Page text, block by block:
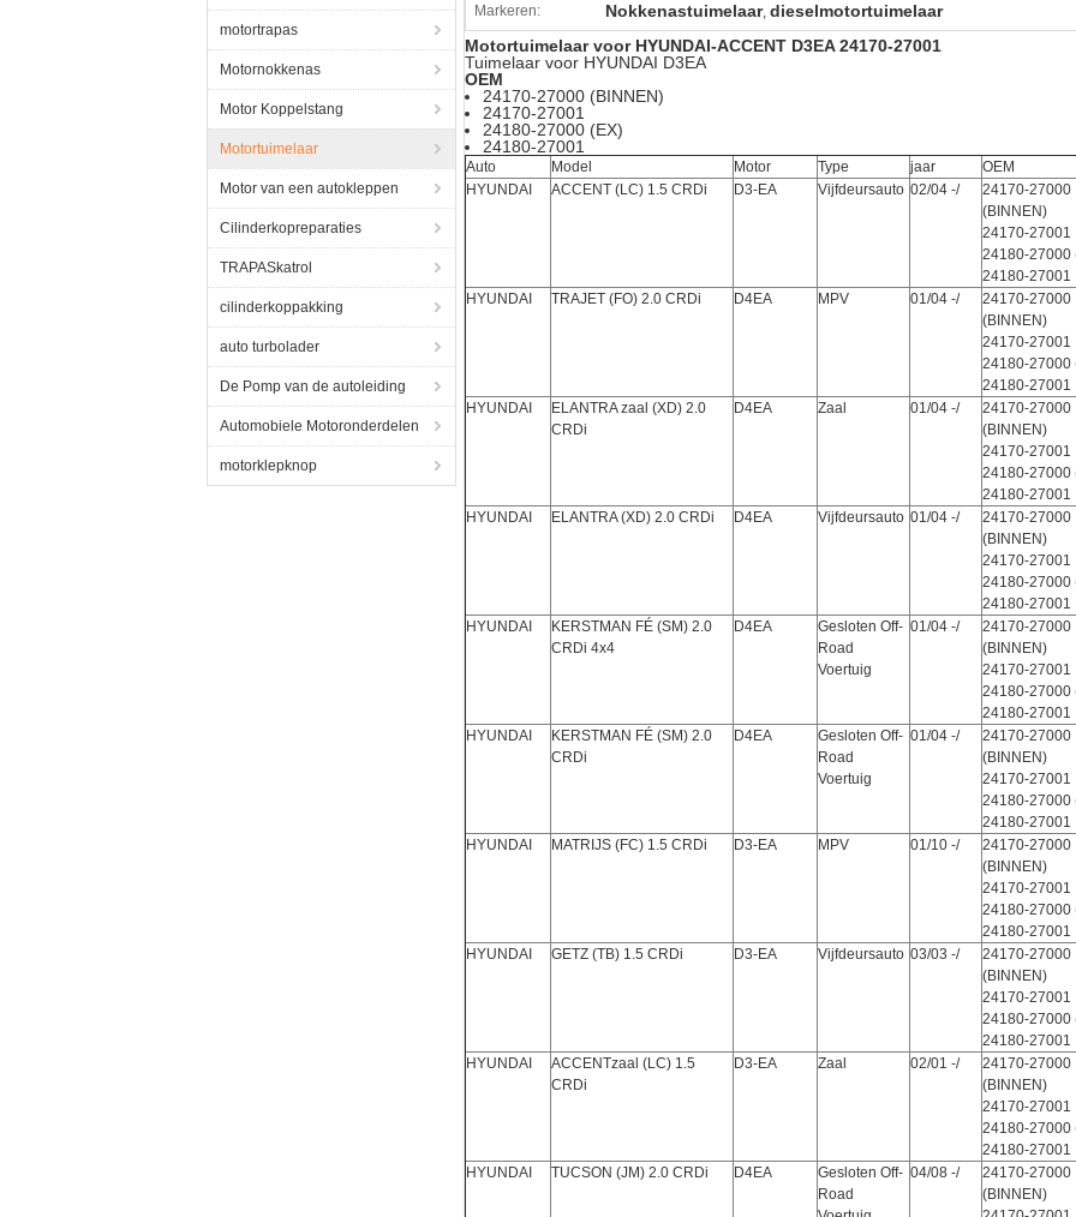
motortrapas
Motornokkenas
Motor Koppelstang
Motortuimelaar
Motor van een autokleppen
Cilinderkopreparaties
TRAPASkatrol
cilinderkoppakking
auto turbolader
De Pomp van de autoleiding
Automobiele Motoronderdelen
motorklepknop
Markeren: Nokkenastuimelaar, dieselmotortuimelaar
Motortuimelaar voor HYUNDAI-ACCENT D3EA 24170-27001
Tuimelaar voor HYUNDAI D3EA
OEM
24170-27000 (BINNEN)
24170-27001
24180-27000 (EX)
24180-27001
Auto Model Motor Type jaar
OEM
HYUNDAI
ACCENT (LC) 1.5 CRDi D3-EA Vijfdeursauto 02/04 -/
24170-27000
(BINNEN)
24170-27001
24180-27000
24180-27001
HYUNDAI
TRAJET (FO) 2.0 CRDi D4EA MPV 01/04 -/
24170-27000
(BINNEN)
24170-27001
24180-27000
24180-27001
HYUNDAI
ELANTRA zaal (XD) 2.0
CRDi
D4EA Zaal 01/04 -/
24170-27000
(BINNEN)
24170-27001
24180-27000
24180-27001
HYUNDAI
ELANTRA (XD) 2.0 CRDi D4EA Vijfdeursauto 01/04 -/
24170-27000
(BINNEN)
24170-27001
24180-27000
24180-27001
HYUNDAI
KERSTMAN FÉ (SM) 2.0
CRDi 4x4
D4EA
Gesloten Off-
Road
Voertuig
01/04 -/
24170-27000
(BINNEN)
24170-27001
24180-27000
24180-27001
HYUNDAI
KERSTMAN FÉ (SM) 2.0
CRDi
D4EA
Gesloten Off-
Road
Voertuig
01/04 -/
24170-27000
(BINNEN)
24170-27001
24180-27000
24180-27001
HYUNDAI
MATRIJS (FC) 1.5 CRDi D3-EA MPV 01/10 -/
24170-27000
(BINNEN)
24170-27001
24180-27000
24180-27001
HYUNDAI
GETZ (TB) 1.5 CRDi D3-EA Vijfdeursauto 03/03 -/
24170-27000
(BINNEN)
24170-27001
24180-27000
24180-27001
HYUNDAI
ACCENTzaal (LC) 1.5
CRDi
D3-EA Zaal 02/01 -/
24170-27000
(BINNEN)
24170-27001
24180-27000
24180-27001
HYUNDAI
TUCSON (JM) 2.0 CRDi D4EA
Gesloten Off-
Road
04/08 -/
24170-27000
(BINNEN)